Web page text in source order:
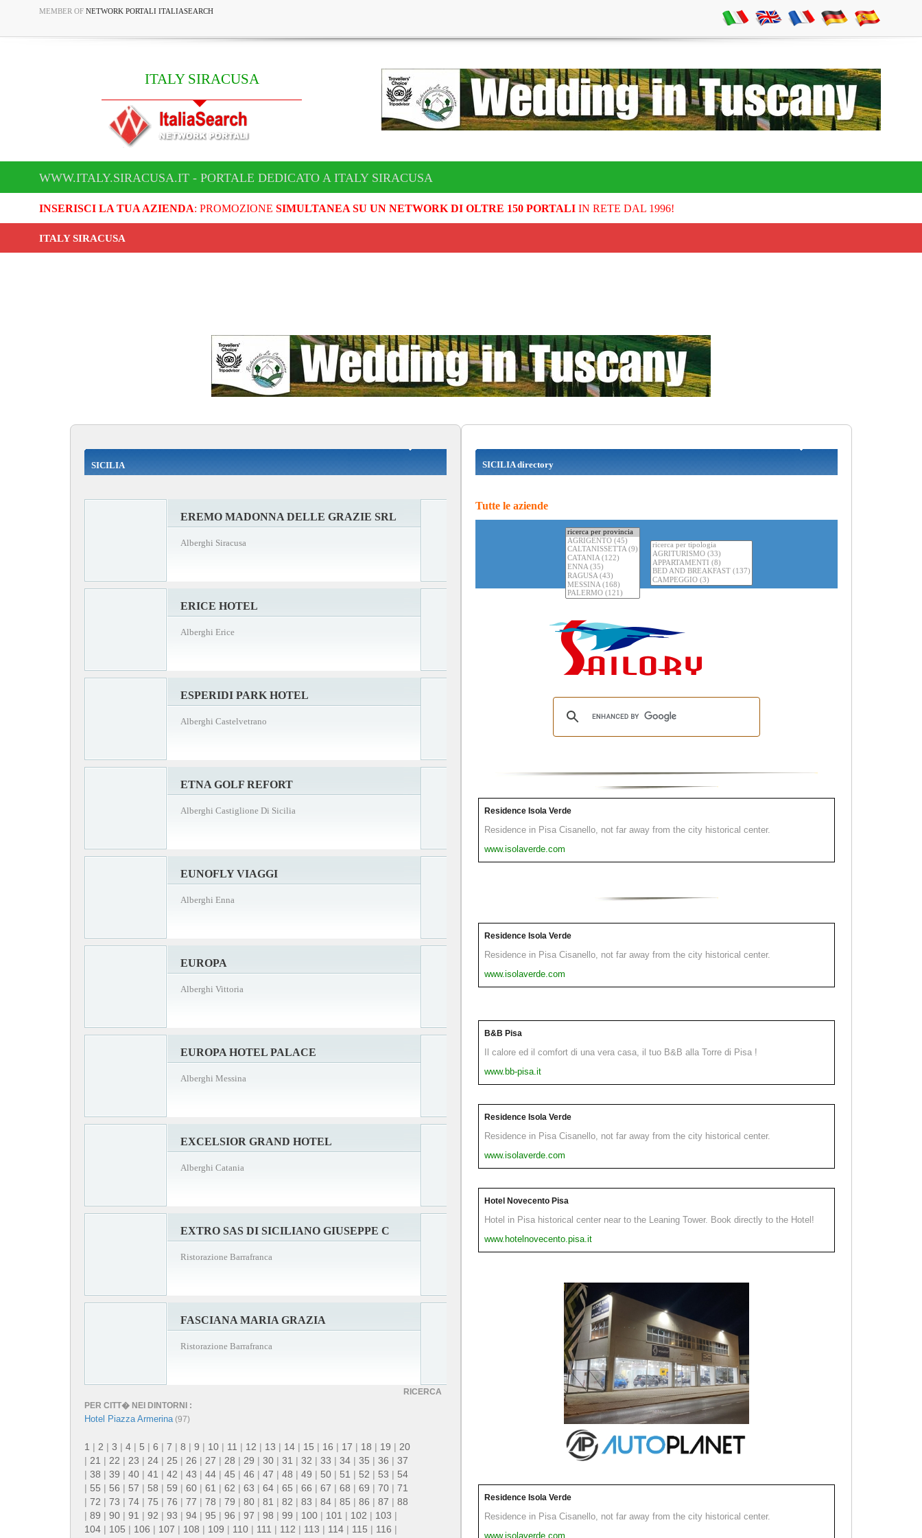
MEMBER OF NETWORK PORTALI ITALIASEARCH
ITALY SIRACUSA
WWW.ITALY.SIRACUSA.IT - PORTALE DEDICATO A ITALY SIRACUSA
INSERISCI LA TUA AZIENDA: PROMOZIONE SIMULTANEA SU UN NETWORK DI OLTRE 150 PORTALIIN RETE DAL 1996!
ITALY SIRACUSA
SICILIA
EREMO MADONNA DELLE GRAZIE SRL
Alberghi Siracusa
ERICE HOTEL
Alberghi Erice
ESPERIDI PARK HOTEL
Alberghi Castelvetrano
ETNA GOLF REFORT
Alberghi Castiglione Di Sicilia
EUNOFLY VIAGGI
Alberghi Enna
EUROPA
Alberghi Vittoria
EUROPA HOTEL PALACE
Alberghi Messina
EXCELSIOR GRAND HOTEL
Alberghi Catania
EXTRO SAS DI SICILIANO GIUSEPPE C
Ristorazione Barrafranca
FASCIANA MARIA GRAZIA
Ristorazione Barrafranca
RICERCA
PER CITT� NEI DINTORNI :
Hotel Piazza Armerina(97)
1 | 2 | 3 | 4 | 5 | 6 | 7 | 8 | 9 | 10 | 11 | 12 | 13 | 14 | 15 | 16 | 17 | 18 | 19 | 20
| 21 | 22 | 23 | 24 | 25 | 26 | 27 | 28 | 29 | 30 | 31 | 32 | 33 | 34 | 35 | 36 | 37
| 38 | 39 | 40 | 41 | 42 | 43 | 44 | 45 | 46 | 47 | 48 | 49 | 50 | 51 | 52 | 53 | 54
| 55 | 56 | 57 | 58 | 59 | 60 | 61 | 62 | 63 | 64 | 65 | 66 | 67 | 68 | 69 | 70 | 71
| 72 | 73 | 74 | 75 | 76 | 77 | 78 | 79 | 80 | 81 | 82 | 83 | 84 | 85 | 86 | 87 | 88
| 89 | 90 | 91 | 92 | 93 | 94 | 95 | 96 | 97 | 98 | 99 | 100 | 101 | 102 | 103 |
104 | 105 | 106 | 107 | 108 | 109 | 110 | 111 | 112 | 113 | 114 | 115 | 116 |
SICILIA directory
Tutte le aziende
Residence Isola Verde
Residence in Pisa Cisanello, not far away from the city historical center.
www.isolaverde.com
Residence Isola Verde
Residence in Pisa Cisanello, not far away from the city historical center.
www.isolaverde.com
B&B Pisa
Il calore ed il comfort di una vera casa, il tuo B&B alla Torre di Pisa !
www.bb-pisa.it
Residence Isola Verde
Residence in Pisa Cisanello, not far away from the city historical center.
www.isolaverde.com
Hotel Novecento Pisa
Hotel in Pisa historical center near to the Leaning Tower. Book directly to the Hotel!
www.hotelnovecento.pisa.it
Residence Isola Verde
Residence in Pisa Cisanello, not far away from the city historical center.
www.isolaverde.com